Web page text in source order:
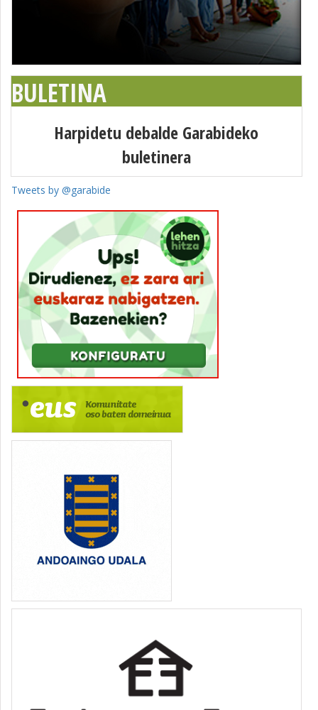
BULETINA
Harpidetu debalde Garabideko
buletinera
Tweets by @garabide